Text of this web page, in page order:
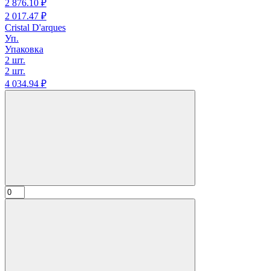
2 876.10 ₽
2 017.47 ₽
Cristal D'arques
Уп.
Упаковка
2 шт.
2 шт.
4 034.94 ₽